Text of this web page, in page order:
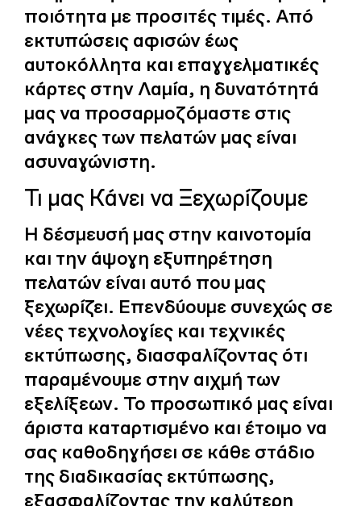
ποιότητα με προσιτές τιμές. Από
εκτυπώσεις αφισών έως
αυτοκόλλητα και επαγγελματικές
κάρτες στην Λαμία, η δυνατότητά
μας να προσαρμοζόμαστε στις
ανάγκες των πελατών μας είναι
ασυναγώνιστη.
Τι μας Κάνει να Ξεχωρίζουμε
Η δέσμευσή μας στην καινοτομία
και την άψογη εξυπηρέτηση
πελατών είναι αυτό που μας
ξεχωρίζει. Επενδύουμε συνεχώς σε
νέες τεχνολογίες και τεχνικές
εκτύπωσης, διασφαλίζοντας ότι
παραμένουμε στην αιχμή των
εξελίξεων. Το προσωπικό μας είναι
άριστα καταρτισμένο και έτοιμο να
σας καθοδηγήσει σε κάθε στάδιο
της διαδικασίας εκτύπωσης,
εξασφαλίζοντας την καλύτερη